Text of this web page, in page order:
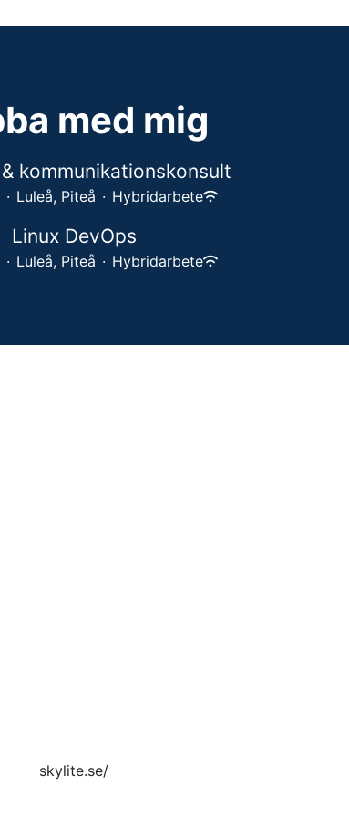
med mig
kommunikationskonsult
· Luleå, Piteå · Hybridarbete
Linux DevOps
· Luleå, Piteå · Hybridarbete
skylite.se/